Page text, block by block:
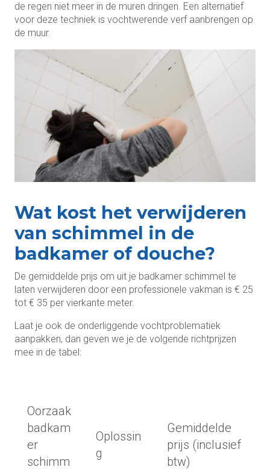
de regen niet meer in de muren dringen. Een alternatief
voor deze techniek is vochtwerende verf aanbrengen op
de muur.
Wat kost het verwijderen
van schimmel in de
badkamer of douche?
De gemiddelde prijs om uit je badkamer schimmel te
laten verwijderen door een professionele vakman is € 25
tot € 35 per vierkante meter.
Laat je ook de onderliggende vochtproblematiek
aanpakken, dan geven we je de volgende richtprijzen
mee in de tabel:
Oorzaak
badkam
er
schimm
Oplossin
g
Gemiddelde
prijs (inclusief
btw)